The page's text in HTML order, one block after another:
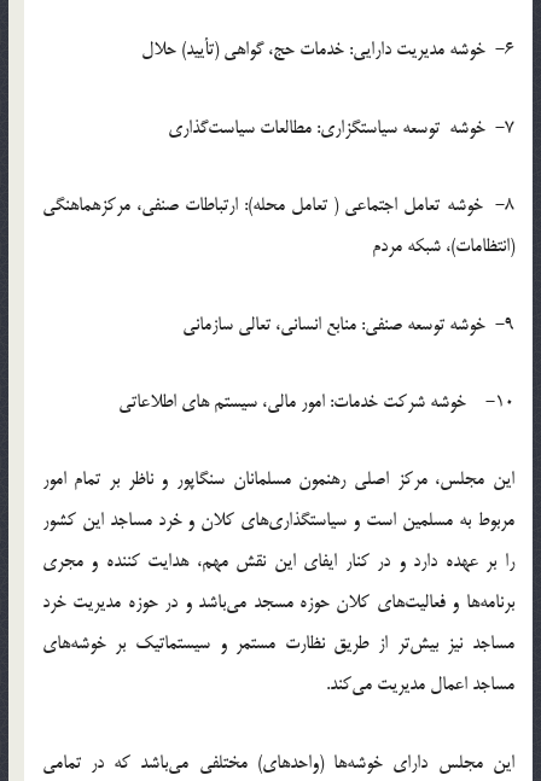
6- خوشه مديريت دارايي: خدمات حج، گواهي (تأييد) حلال
7- خوشه توسعه سياستگزاري: مطالعات سياست‌گذاري
8- خوشه تعامل اجتماعي ( تعامل محله): ارتباطات صنفي، مركزهماهنگي
(انتظامات)، شبكه مردم
9- خوشه توسعه صنفي: منابع انساني، تعالي سازماني
10- خوشه شركت خدمات: امور مالي، سيستم هاي اطلاعاتي
اين مجلس، مركز اصلي رهنمون مسلمانان سنگاپور و ناظر بر تمام امور
مربوط به مسلمين است و سياستگذاري‌هاي كلان و خرد مساجد اين كشور
را بر عهده دارد و در كنار ايفاي اين نقش مهم، هدايت كننده و مجري
برنامه‌ها و فعاليت‌هاي كلان حوزه مسجد مي‌باشد و در حوزه مديريت خرد
مساجد نيز بيش‌تر از طريق نظارت مستمر و سيستماتيك بر خوشه‌هاي
مساجد اعمال مديريت مي‌كند.
اين مجلس داراي خوشه‌ها (واحدهاي) مختلفي مي‌باشد كه در تمامي